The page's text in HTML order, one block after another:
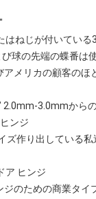
はねじが付いてい
球の先端の蝶番
メリカの顧客のほ
3.0mmから
ンジ
ズ作り出している私
ア ヒンジ
ジのための商業タ